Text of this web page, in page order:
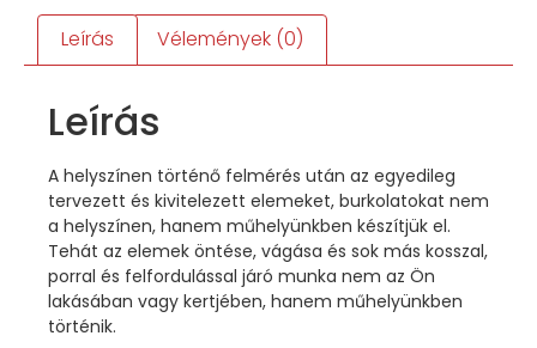
Leírás Vélemények (0)
Leírás
A helyszínen történő felmérés után az egyedileg
tervezett és kivitelezett elemeket, burkolatokat nem
a helyszínen, hanem műhelyünkben készítjük el.
Tehát az elemek öntése, vágása és sok más kosszal,
porral és felfordulással járó munka nem az Ön
lakásában vagy kertjében, hanem műhelyünkben
történik.